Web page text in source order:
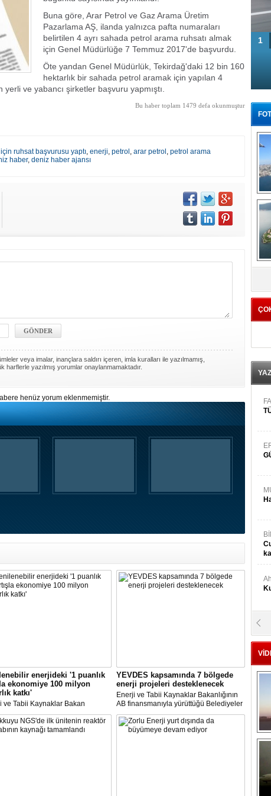
Buna göre, Arar Petrol ve Gaz Arama Üretim
Pazarlama AŞ, ilanda yalnızca pafta numaraları
belirtilen 4 ayrı sahada petrol arama ruhsatı almak
için Genel Müdürlüğe 7 Temmuz 2017'de başvurdu.
Öte yandan Genel Müdürlük, Tekirdağ'daki 12 bin 160
hektarlık bir sahada petrol aramak için yapılan 4
ve yabancı şirketler başvuru yapmıştı.
Bu haber toplam 1479 defa okunmuştur
ruhsat başvurusu yaptı, enerji, petrol , arar petrol , petrol arama
haber, deniz haber ajansı
veya imalar, inançlara saldırı içeren, imla kuralları ile yazılmamış,
yazılmış yorumlar onaylanmamaktadır.
henüz yorum eklenmemiştir.
enerjideki '1 puanlık
ekonomiye 100 milyon
katkı'
ve Tabii Kaynaklar Bakan
Alparslan Bayraktar,
yenilenebilir enerji
ciddi bir artış yaşandığına
YEVDES kapsamında 7 bölgede
enerji projeleri desteklenecek
Enerji ve Tabii Kaynaklar Bakanlığının
AB finansmanıyla yürüttüğü Belediyeler
ve Üniversiteler İçin Yenilenebilir Enerji
ve Enerji Verimliliği Teknik Destek
Projesi'ne yapılan başvurular
1